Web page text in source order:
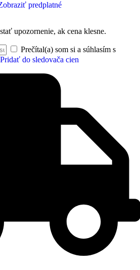
predplatné
upozornenie, ak cena klesne.
Prečítal(a) som si a súhlasím s
Pridať do sledovača cien